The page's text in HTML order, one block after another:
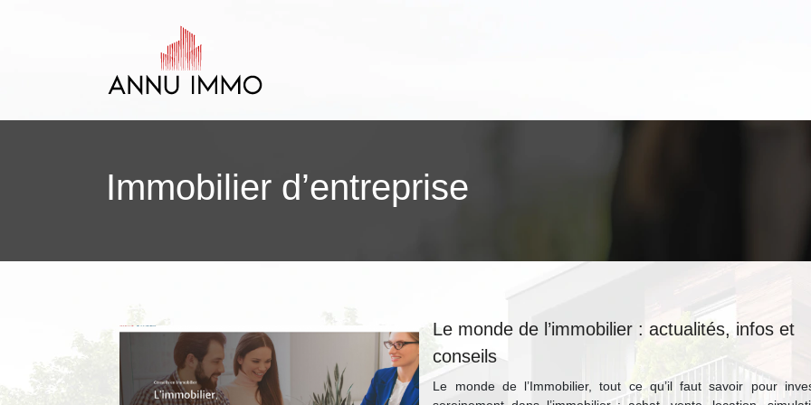
Immobilier d’entreprise
Le monde de l’immobilier : actualités, infos et
conseils
Le monde de l’Immobilier, tout ce qu’il faut savoir pour